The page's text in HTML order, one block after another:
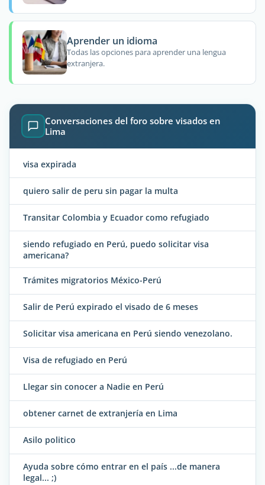
Aprender un idioma
Todas las opciones para aprender una lengua
extranjera.
Conversaciones del foro sobre visados en
Lima
visa expirada
quiero salir de peru sin pagar la multa
Transitar Colombia y Ecuador como refugiado
siendo refugiado en Perú, puedo solicitar visa
americana?
Trámites migratorios México-Perú
Salir de Perú expirado el visado de 6 meses
Solicitar visa americana en Perú siendo venezolano.
Visa de refugiado en Perú
Llegar sin conocer a Nadie en Perú
obtener carnet de extranjería en Lima
Asilo politico
Ayuda sobre cómo entrar en el país ...de manera
legal... ;)